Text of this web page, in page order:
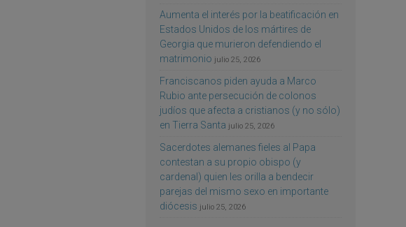
Aumenta el interés por la beatificación en
Estados Unidos de los mártires de
Georgia que murieron defendiendo el
matrimonio julio 25, 2026
Franciscanos piden ayuda a Marco
Rubio ante persecución de colonos
judíos que afecta a cristianos (y no sólo)
en Tierra Santa julio 25, 2026
Sacerdotes alemanes fieles al Papa
contestan a su propio obispo (y
cardenal) quien les orilla a bendecir
parejas del mismo sexo en importante
diócesis julio 25, 2026